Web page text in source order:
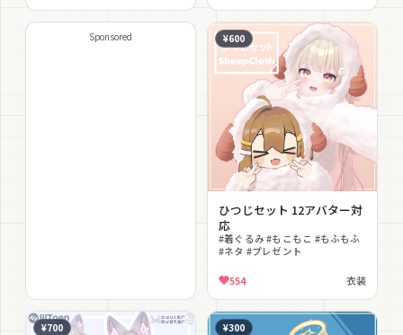
Sponsored ¥600
ひつじセット 12アバター対
応
#着ぐるみ #もこもこ #もふもふ
#ネタ #プレゼント
554 衣装
¥700 ¥300